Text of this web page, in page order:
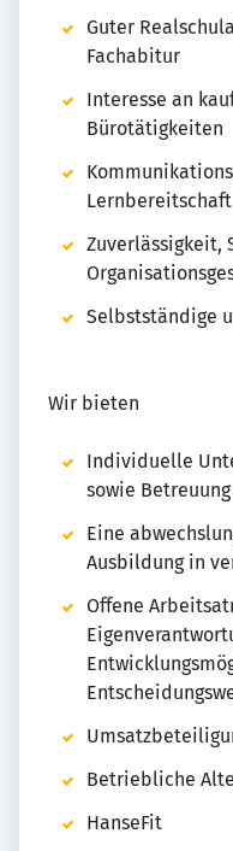
Guter
Fachabitur
Interesse an
Bürotätigkeiten
Lernbereitschaft
Zuverlässigkeit,
Selbstständige
Wir bieten
Individuelle
sowie
Eine
Ausbildung in
Offene
Betriebliche
HanseFit